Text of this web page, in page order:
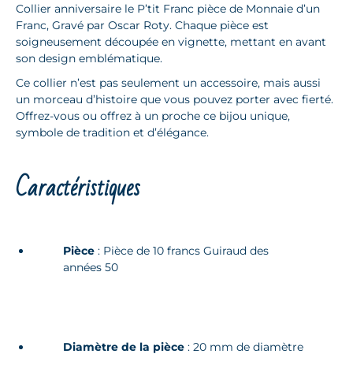
Collier anniversaire le P’tit Franc pièce de Monnaie d’un
Franc, Gravé par Oscar Roty. Chaque pièce est
soigneusement découpée en vignette, mettant en avant
son design emblématique.
Ce collier n’est pas seulement un accessoire, mais aussi
un morceau d’histoire que vous pouvez porter avec fierté.
Offrez-vous ou offrez à un proche ce bijou unique,
symbole de tradition et d’élégance.
Caractéristiques
Pièce : Pièce de 10 francs Guiraud des
années 50
Diamètre de la pièce : 20 mm de diamètre